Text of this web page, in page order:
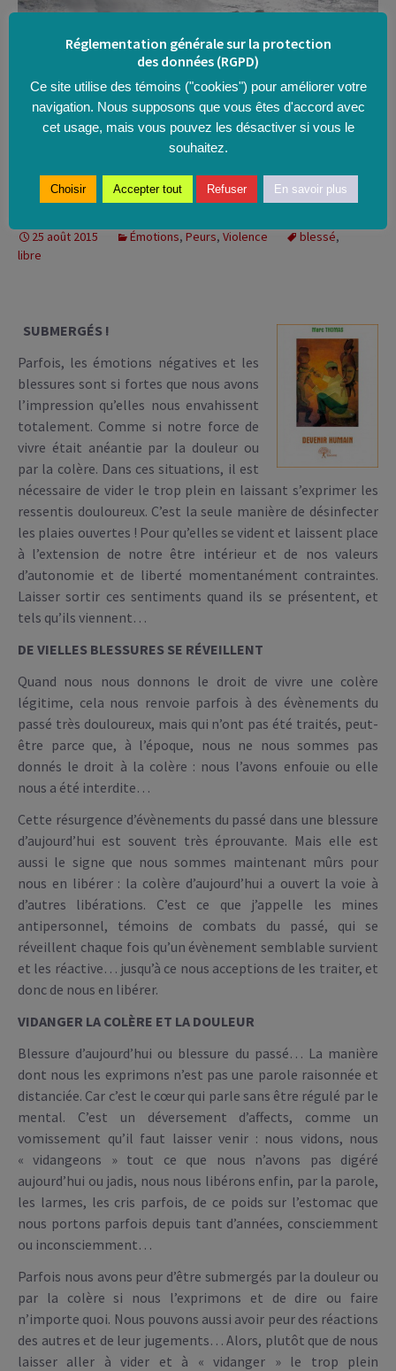
Sortir de la COLÈRE et traiter les
BLESSURES
25 août 2015 Émotions, Peurs, Violence blessé,
libre
SUBMERGÉS !
Parfois, les émotions négatives et les
blessures sont si fortes que nous avons
l’impression qu’elles nous envahissent
totalement. Comme si notre force de
vivre était anéantie par la douleur ou
par la colère. Dans ces situations, il est
nécessaire de vider le trop plein en laissant s’exprimer les
ressentis douloureux. C’est la seule manière de désinfecter
les plaies ouvertes ! Pour qu’elles se vident et laissent place
à l’extension de notre être intérieur et de nos valeurs
d’autonomie et de liberté momentanément contraintes.
Laisser sortir ces sentiments quand ils se présentent, et
tels qu’ils viennent…
DE VIELLES BLESSURES SE RÉVEILLENT
Quand nous nous donnons le droit de vivre une colère
légitime, cela nous renvoie parfois à des évènements du
passé très douloureux, mais qui n’ont pas été traités, peut-
être parce que, à l’époque, nous ne nous sommes pas
donnés le droit à la colère : nous l’avons enfouie ou elle
nous a été interdite…
Cette résurgence d’évènements du passé dans une blessure
d’aujourd’hui est souvent très éprouvante. Mais elle est
aussi le signe que nous sommes maintenant mûrs pour
nous en libérer : la colère d’aujourd’hui a ouvert la voie à
d’autres libérations. C’est ce que j’appelle les mines
antipersonnel, témoins de combats du passé, qui se
réveillent chaque fois qu’un évènement semblable survient
et les réactive… jusqu’à ce nous acceptions de les traiter, et
donc de nous en libérer.
VIDANGER LA COLÈRE ET LA DOULEUR
Blessure d’aujourd’hui ou blessure du passé… La manière
dont nous les exprimons n’est pas une parole raisonnée et
distanciée. Car c’est le cœur qui parle sans être régulé par le
mental. C’est un déversement d’affects, comme un
vomissement qu’il faut laisser venir : nous vidons, nous
« vidangeons » tout ce que nous n’avons pas digéré
aujourd’hui ou jadis, nous nous libérons enfin, par la parole,
les larmes, les cris parfois, de ce poids sur l’estomac que
nous portons parfois depuis tant d’années, consciemment
ou inconsciemment…
Parfois nous avons peur d’être submergés par la douleur ou
par la colère si nous l’exprimons et de dire ou faire
n’importe quoi. Nous pouvons aussi avoir peur des réactions
des autres et de leur jugements… Alors, plutôt que de nous
laisser aller à vider et à « vidanger » le trop plein
Réglementation générale sur la protection
des données (RGPD)
Ce site utilise des témoins ("cookies") pour améliorer votre
navigation. Nous supposons que vous êtes d'accord avec
cet usage, mais vous pouvez les désactiver si vous le
souhaitez.
Choisir Accepter tout Refuser En savoir plus